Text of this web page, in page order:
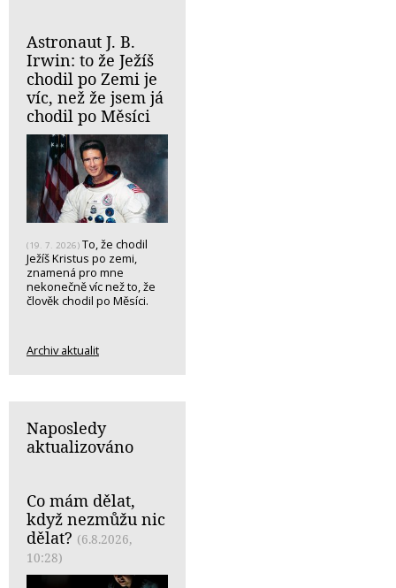
Astronaut J. B.
Irwin: to že Ježíš
chodil po Zemi je
víc, než že jsem já
chodil po Měsíci
(19. 7. 2026) To, že chodil
Ježíš Kristus po zemi,
znamená pro mne
nekonečně víc než to, že
člověk chodil po Měsíci.
Archiv aktualit
Naposledy
aktualizováno
Co mám dělat,
když nezmůžu nic
dělat? (6.8.2026,
10:28)